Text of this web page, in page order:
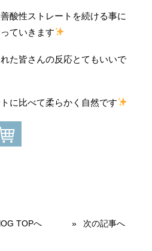
酸性ストレートを続ける事に
ていきます
た皆さんの反応とてもいいで
に比べて柔らかく自然です
TOPへ 次の記事へ